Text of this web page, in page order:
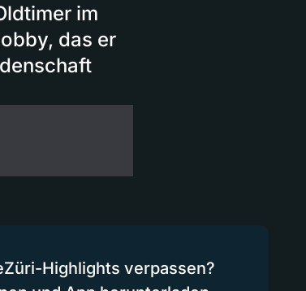
im
das er
Highlights verpassen?